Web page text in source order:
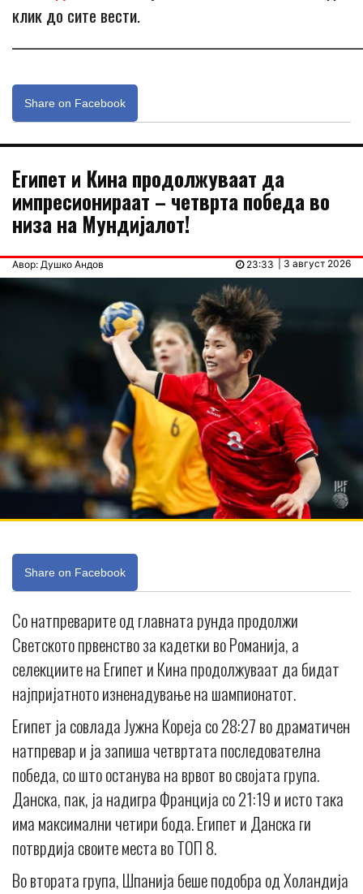
клик до сите вести.
Share on Facebook
Египет и Кина продолжуваат да
импресионираат – четврта победа во
низа на Мундијалот!
Авор: Душко Андов | 3 август 2026
23:33
Share on Facebook
Со натпреварите од главната рунда продолжи
Светското првенство за кадетки во Романија, а
селекциите на Египет и Кина продолжуваат да бидат
најпријатното изненадување на шампионатот.
Египет ја совлада Јужна Кореја со 28:27 во драматичен
натпревар и ја запиша четвртата последователна
победа, со што останува на врвот во својата група.
Данска, пак, ја надигра Франција со 21:19 и исто така
има максимални четири бода. Eгипет и Данска ги
потврдија своите места во ТОП 8.
Во втората група, Шпанија беше подобра од Холандија